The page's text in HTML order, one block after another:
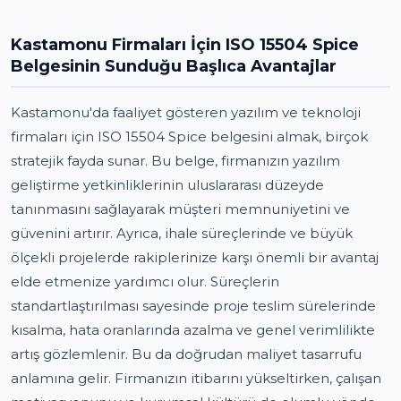
Kastamonu Firmaları İçin ISO 15504 Spice
Belgesinin Sunduğu Başlıca Avantajlar
Kastamonu'da faaliyet gösteren yazılım ve teknoloji
firmaları için ISO 15504 Spice belgesini almak, birçok
stratejik fayda sunar. Bu belge, firmanızın yazılım
geliştirme yetkinliklerinin uluslararası düzeyde
tanınmasını sağlayarak müşteri memnuniyetini ve
güvenini artırır. Ayrıca, ihale süreçlerinde ve büyük
ölçekli projelerde rakiplerinize karşı önemli bir avantaj
elde etmenize yardımcı olur. Süreçlerin
standartlaştırılması sayesinde proje teslim sürelerinde
kısalma, hata oranlarında azalma ve genel verimlilikte
artış gözlemlenir. Bu da doğrudan maliyet tasarrufu
anlamına gelir. Firmanızın itibarını yükseltirken, çalışan